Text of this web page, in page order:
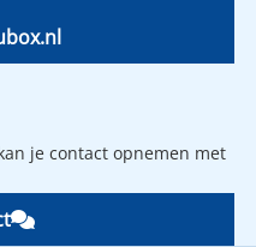
je contact opnemen met